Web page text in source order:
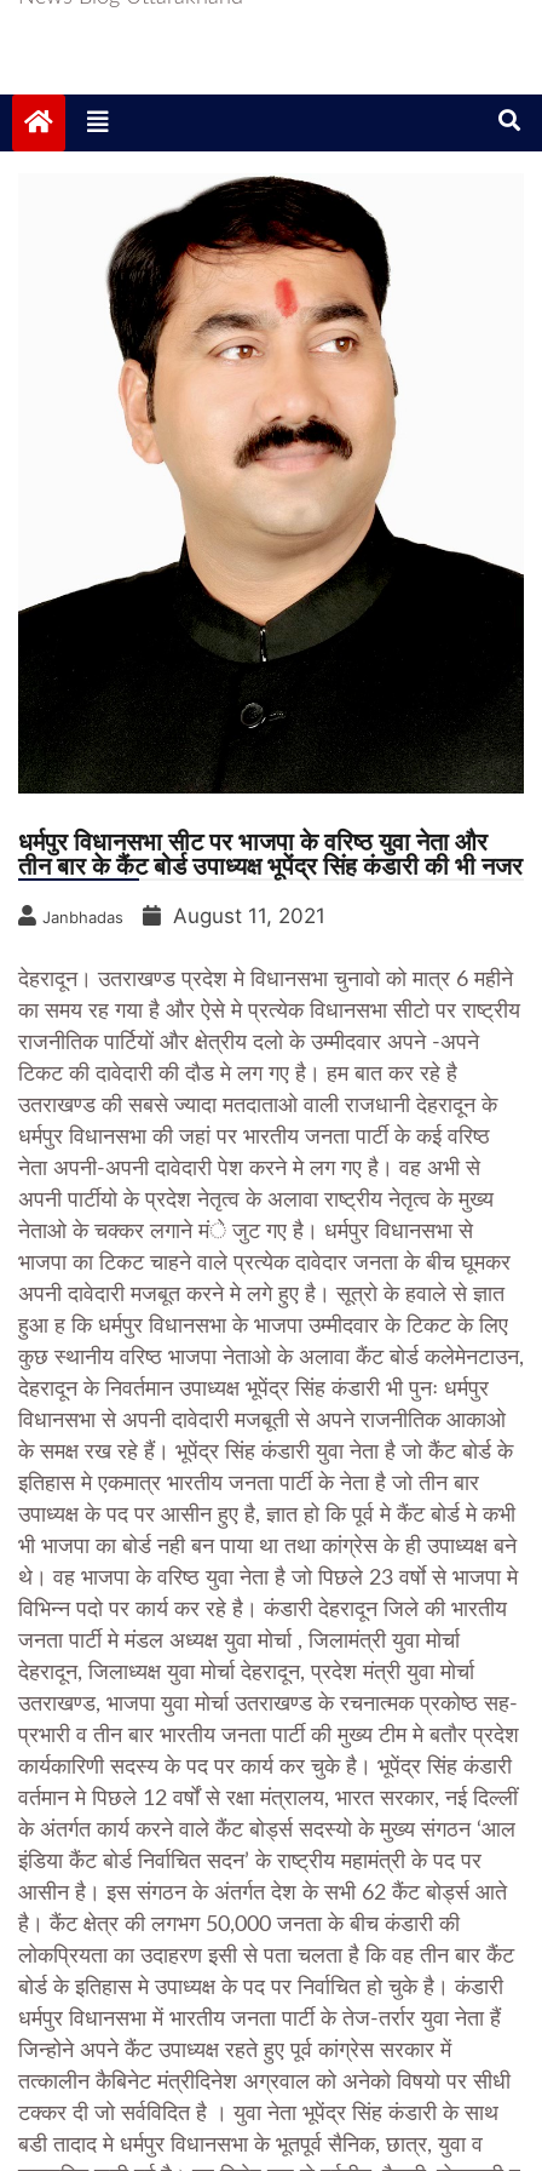
धर्मपुर विधानसभा सीट पर भाजपा के वरिष्ठ युवा नेता और
तीन बार के कैंट बोर्ड उपाध्यक्ष भूपेंद्र सिंह कंडारी की भी नजर
Janbhadas August 11, 2021
देहरादून। उतराखण्ड प्रदेश मे विधानसभा चुनावो को मात्र 6 महीने
का समय रह गया है और ऐसे मे प्रत्येक विधानसभा सीटो पर राष्ट्रीय
राजनीतिक पार्टियों और क्षेत्रीय दलो के उम्मीदवार अपने -अपने
टिकट की दावेदारी की दौड मे लग गए है। हम बात कर रहे है
उतराखण्ड की सबसे ज्यादा मतदाताओ वाली राजधानी देहरादून के
धर्मपुर विधानसभा की जहां पर भारतीय जनता पार्टी के कई वरिष्ठ
नेता अपनी-अपनी दावेदारी पेश करने मे लग गए है। वह अभी से
अपनी पार्टीयो के प्रदेश नेतृत्व के अलावा राष्ट्रीय नेतृत्व के मुख्य
नेताओ के चक्कर लगाने मंे जुट गए है। धर्मपुर विधानसभा से
भाजपा का टिकट चाहने वाले प्रत्येक दावेदार जनता के बीच घूमकर
अपनी दावेदारी मजबूत करने मे लगे हुए है। सूत्रो के हवाले से ज्ञात
हुआ ह कि धर्मपुर विधानसभा के भाजपा उम्मीदवार के टिकट के लिए
कुछ स्थानीय वरिष्ठ भाजपा नेताओ के अलावा कैंट बोर्ड कलेमेनटाउन,
देहरादून के निवर्तमान उपाध्यक्ष भूपेंद्र सिंह कंडारी भी पुनः धर्मपुर
विधानसभा से अपनी दावेदारी मजबूती से अपने राजनीतिक आकाओ
के समक्ष रख रहे हैं। भूपेंद्र सिंह कंडारी युवा नेता है जो कैंट बोर्ड के
इतिहास मे एकमात्र भारतीय जनता पार्टी के नेता है जो तीन बार
उपाध्यक्ष के पद पर आसीन हुए है, ज्ञात हो कि पूर्व मे कैंट बोर्ड मे कभी
भी भाजपा का बोर्ड नही बन पाया था तथा कांग्रेस के ही उपाध्यक्ष बने
थे। वह भाजपा के वरिष्ठ युवा नेता है जो पिछले 23 वर्षाे से भाजपा मे
विभिन्न पदो पर कार्य कर रहे है। कंडारी देहरादून जिले की भारतीय
जनता पार्टी मे मंडल अध्यक्ष युवा मोर्चा , जिलामंत्री युवा मोर्चा
देहरादून, जिलाध्यक्ष युवा मोर्चा देहरादून, प्रदेश मंत्री युवा मोर्चा
उतराखण्ड, भाजपा युवा मोर्चा उतराखण्ड के रचनात्मक प्रकोष्ठ सह-
प्रभारी व तीन बार भारतीय जनता पार्टी की मुख्य टीम मे बतौर प्रदेश
कार्यकारिणी सदस्य के पद पर कार्य कर चुके है। भूपेंद्र सिंह कंडारी
वर्तमान मे पिछले 12 वर्षों से रक्षा मंत्रालय, भारत सरकार, नई दिल्लीं
के अंतर्गत कार्य करने वाले कैंट बोर्ड्स सदस्यो के मुख्य संगठन ‘आल
इंडिया कैंट बोर्ड निर्वाचित सदन’ के राष्ट्रीय महामंत्री के पद पर
आसीन है। इस संगठन के अंतर्गत देश के सभी 62 कैंट बोर्ड्स आते
है। कैंट क्षेत्र की लगभग 50,000 जनता के बीच कंडारी की
लोकप्रियता का उदाहरण इसी से पता चलता है कि वह तीन बार कैंट
बोर्ड के इतिहास मे उपाध्यक्ष के पद पर निर्वाचित हो चुके है। कंडारी
धर्मपुर विधानसभा में भारतीय जनता पार्टी के तेज-तर्रार युवा नेता हैं
जिन्होने अपने कैंट उपाध्यक्ष रहते हुए पूर्व कांग्रेस सरकार में
तत्कालीन कैबिनेट मंत्रीदिनेश अग्रवाल को अनेको विषयो पर सीधी
टक्कर दी जो सर्वविदित है । युवा नेता भूपेंद्र सिंह कंडारी के साथ
बडी तादाद मे धर्मपुर विधानसभा के भूतपूर्व सैनिक, छात्र, युवा व